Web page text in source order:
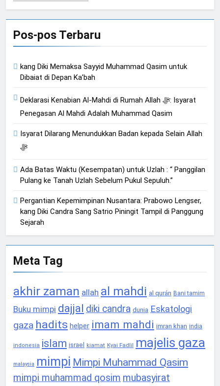
Pos-pos Terbaru
kang Diki Memaksa Sayyid Muhammad Qasim untuk
Dibaiat di Depan Ka’bah
Deklarasi Kenabian Al-Mahdi di Rumah Allah ﷻ: Isyarat
Penegasan Al Mahdi Adalah Muhammad Qasim
Isyarat Dilarang Menundukkan Badan kepada Selain Allah
ﷻ
Ada Batas Waktu (Kesempatan) untuk Uzlah : “ Panggilan
Pulang ke Tanah Uzlah Sebelum Pukul Sepuluh.”
Pergantian Kepemimpinan Nusantara: Prabowo Lengser,
kang Diki Candra Sang Satrio Piningit Tampil di Panggung
Sejarah
Meta Tag
akhir zaman allah al mahdi al qurán Bani tamim
Buku mimpi dajjal diki candra dunia Eskatologi
gaza hadits helper imam mahdi imran khan india
indonesia islam israel kiamat Kyai Fadlil majelis gaza
malaysia mimpi Mimpi Muhammad Qasim
mimpi muhammad qosim mubasyirat